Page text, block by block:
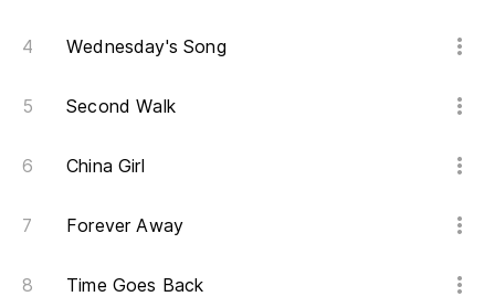
Wednesday's Song
Second Walk
China Girl
Forever Away
Time Goes Back